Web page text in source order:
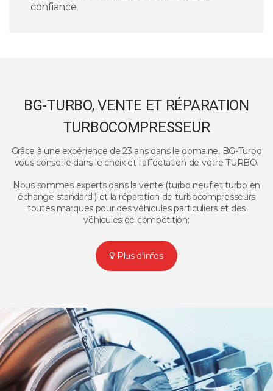
confiance
BG-TURBO, VENTE ET RÉPARATION
TURBOCOMPRESSEUR
Grâce à une expérience de 23 ans dans le domaine, BG-Turbo
vous conseille dans le choix et l'affectation de votre TURBO.
Nous sommes experts dans la vente (turbo neuf et turbo en
échange standard ) et la réparation de turbocompresseurs
toutes marques pour des véhicules particuliers et des
véhicules de compétition:
Plus d'infos